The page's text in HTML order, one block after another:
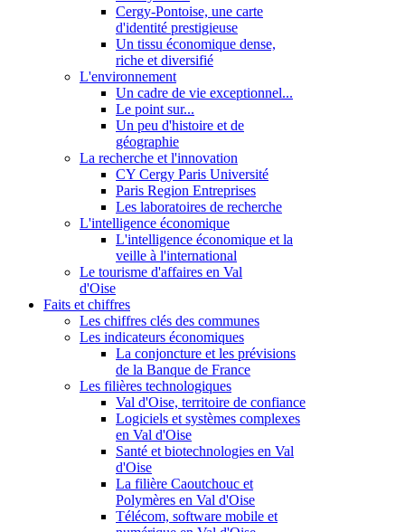
Cergy-Pontoise, une carte
d'identité prestigieuse
Un tissu économique dense,
riche et diversifié
L'environnement
Un cadre de vie exceptionnel...
Le point sur...
Un peu d'histoire et de
géographie
La recherche et l'innovation
CY Cergy Paris Université
Paris Region Entreprises
Les laboratoires de recherche
L'intelligence économique
L'intelligence économique et la
veille à l'international
Le tourisme d'affaires en Val
d'Oise
Faits et chiffres
Les chiffres clés des communes
Les indicateurs économiques
La conjoncture et les prévisions
de la Banque de France
Les filières technologiques
Val d'Oise, territoire de confiance
Logiciels et systèmes complexes
en Val d'Oise
Santé et biotechnologies en Val
d'Oise
La filière Caoutchouc et
Polymères en Val d'Oise
Télécom, software mobile et